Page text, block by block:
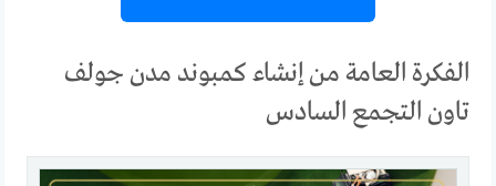
الفكرة العامة من إنشاء كمبوند مدن جولف
تاون التجمع السادس